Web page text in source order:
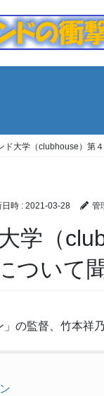
ド大学（clubhouse）第
日時 : 2021-03-28 管
学（
ついて
」の監督、竹本祥